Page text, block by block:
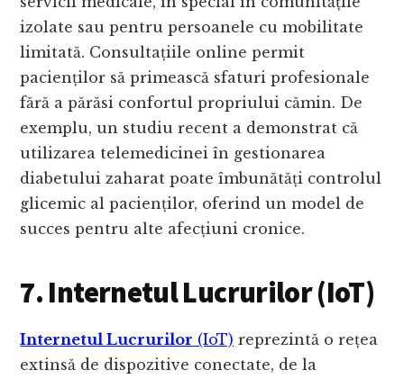
izolate sau pentru persoanele cu mobilitate
limitată. Consultațiile online permit
pacienților să primească sfaturi profesionale
fără a părăsi confortul propriului cămin. De
exemplu, un studiu recent a demonstrat că
utilizarea telemedicinei în gestionarea
diabetului zaharat poate îmbunătăți controlul
glicemic al pacienților, oferind un model de
succes pentru alte afecțiuni cronice.
7. Internetul Lucrurilor (IoT)
Internetul Lucrurilor (IoT) reprezintă o rețea
extinsă de dispozitive conectate, de la